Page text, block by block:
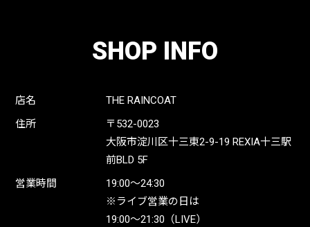
SHOP INFO
店名
THE RAINCOAT
住所
〒532-0023
大阪市淀川区十三東2-9-19 REXIA十三駅
前BLD 5F
営業時間
19:00〜24:30
※ライブ営業の日は
19:00〜21:30（LIVE）